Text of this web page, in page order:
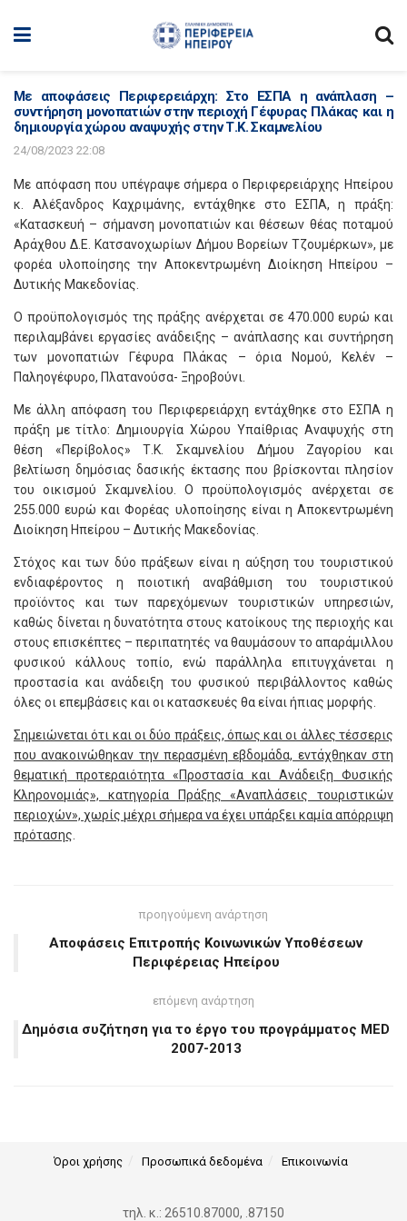
Με αποφάσεις Περιφερειάρχη: Στο ΕΣΠΑ η ανάπλαση –
συντήρηση μονοπατιών στην περιοχή Γέφυρας Πλάκας και η
δημιουργία χώρου αναψυχής στην Τ.Κ. Σκαμνελίου
24/08/2023 22:08
Με απόφαση που υπέγραψε σήμερα ο Περιφερειάρχης Ηπείρου
κ. Αλέξανδρος Καχριμάνης, εντάχθηκε στο ΕΣΠΑ, η πράξη:
«Κατασκευή – σήμανση μονοπατιών και θέσεων θέας ποταμού
Αράχθου Δ.Ε. Κατσανοχωρίων Δήμου Βορείων Τζουμέρκων», με
φορέα υλοποίησης την Αποκεντρωμένη Διοίκηση Ηπείρου –
Δυτικής Μακεδονίας.
Ο προϋπολογισμός της πράξης ανέρχεται σε 470.000 ευρώ και
περιλαμβάνει εργασίες ανάδειξης – ανάπλασης και συντήρηση
των μονοπατιών Γέφυρα Πλάκας – όρια Νομού, Κελέν –
Παληογέφυρο, Πλατανούσα- Ξηροβούνι.
Με άλλη απόφαση του Περιφερειάρχη εντάχθηκε στο ΕΣΠΑ η
πράξη με τίτλο: Δημιουργία Χώρου Υπαίθριας Αναψυχής στη
θέση «Περίβολος» Τ.Κ. Σκαμνελίου Δήμου Ζαγορίου και
βελτίωση δημόσιας δασικής έκτασης που βρίσκονται πλησίον
του οικισμού Σκαμνελίου. Ο προϋπολογισμός ανέρχεται σε
255.000 ευρώ και Φορέας υλοποίησης είναι η Αποκεντρωμένη
Διοίκηση Ηπείρου – Δυτικής Μακεδονίας.
Στόχος και των δύο πράξεων είναι η αύξηση του τουριστικού
ενδιαφέροντος η ποιοτική αναβάθμιση του τουριστικού
προϊόντος και των παρεχόμενων τουριστικών υπηρεσιών,
καθώς δίνεται η δυνατότητα στους κατοίκους της περιοχής και
στους επισκέπτες – περιπατητές να θαυμάσουν το απαράμιλλου
φυσικού κάλλους τοπίο, ενώ παράλληλα επιτυγχάνεται η
προστασία και ανάδειξη του φυσικού περιβάλλοντος καθώς
όλες οι επεμβάσεις και οι κατασκευές θα είναι ήπιας μορφής.
Σημειώνεται ότι και οι δύο πράξεις, όπως και οι άλλες τέσσερις
που ανακοινώθηκαν την περασμένη εβδομάδα, εντάχθηκαν στη
θεματική προτεραιότητα «Προστασία και Ανάδειξη Φυσικής
Κληρονομιάς», κατηγορία Πράξης «Αναπλάσεις τουριστικών
περιοχών», χωρίς μέχρι σήμερα να έχει υπάρξει καμία απόρριψη
πρότασης
προηγούμενη ανάρτηση
Αποφάσεις Επιτροπής Κοινωνικών Υποθέσεων
Περιφέρειας Ηπείρου
επόμενη ανάρτηση
Δημόσια συζήτηση για το έργο του προγράμματος MED
2007-2013
Όροι χρήσης Προσωπικά δεδομένα Επικοινωνία
τηλ. κ.: 26510.87000, .87150